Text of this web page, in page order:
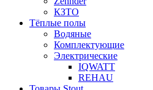
КЗТО
Тёплые полы
Водяные
Комплектующие
Электрические
IQWATT
REHAU